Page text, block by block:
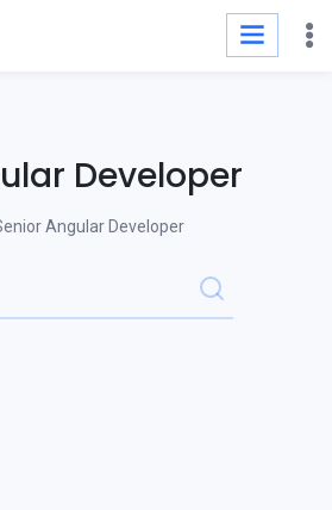
Developer
Angular Developer